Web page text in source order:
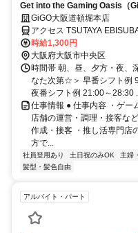
Get into the Gaming Oasis（
GiGO大阪道頓堀本店
アクセス TSUTAYA
時給1,300円
大阪府大阪市中央区
時間帯 朝、昼、夕方・夜、
なた次第☆＞ 早番シフト例
夜番シフト例 21:00～28:30
仕事情報 ● 仕事内容 ・ゲー
店舗の運営・調理・接客な
作成・接客 ・推し活専門店
方で...
社員登用あり 土日祝のみOK 主婦
髪型・髪色自由
アルバイト・パート